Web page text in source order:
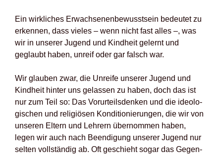
Ein wirk­li­ches Erwach­se­nen­be­wusst­sein bedeu­tet zu
erken­nen, dass vie­les – wenn nicht fast alles –, was
wir in unse­rer Jugend und Kind­heit gelernt und
geglaubt haben, unreif oder gar falsch war.
Wir glau­ben zwar, die Unrei­fe unse­rer Jugend und
Kind­heit hin­ter uns gelas­sen zu haben, doch das ist
nur zum Teil so: Das Vor­ur­teils­den­ken und die ideo­lo­
gi­schen und reli­giö­sen Kon­di­tio­nie­run­gen, die wir von
unse­ren Eltern und Leh­rern über­nom­men haben,
legen wir auch nach Been­di­gung unse­rer Jugend nur
sel­ten voll­stän­dig ab. Oft geschieht sogar das Gegen­